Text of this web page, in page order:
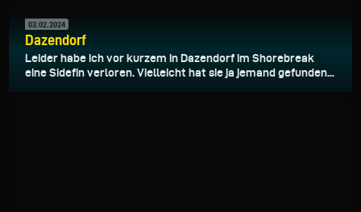
03.02.2024
Dazendorf
Leider habe ich vor kurzem in Dazendorf im Shorebreak
eine Sidefin verloren. Vielleicht hat sie ja jemand gefunden...